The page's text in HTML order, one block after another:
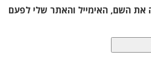
את השם, האימייל והאתר שלי לפעם